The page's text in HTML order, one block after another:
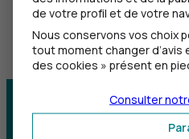
Centre d'aide
de votre profil et de votre
Nous conservons vos choix
tout moment changer d’avis
des cookies » présent en
Consulter